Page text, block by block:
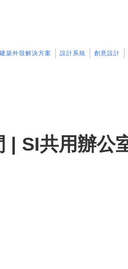
建築外殼解決方案 設計系統 創意設計
| SI共用辦公